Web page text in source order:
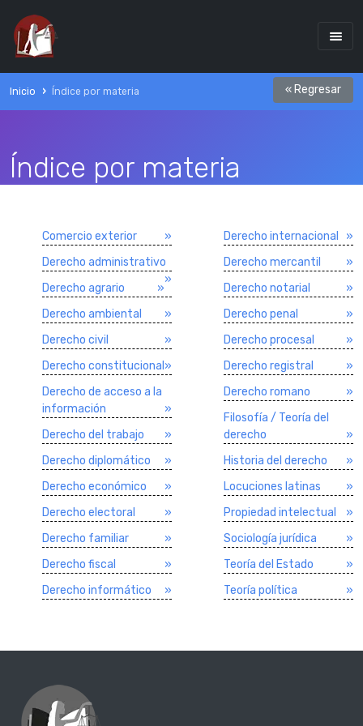
Inicio Índice por materia « Regresar
Índice por materia
Comercio exterior
»
Derecho administrativo
»
Derecho agrario
»
Derecho ambiental
»
Derecho civil
»
Derecho constitucional »
Derecho de acceso a la
información
»
Derecho del trabajo
»
Derecho diplomático
»
Derecho económico
»
Derecho electoral
»
Derecho familiar
»
Derecho fiscal
»
Derecho informático
»
Derecho internacional
»
Derecho mercantil
»
Derecho notarial
»
Derecho penal
»
Derecho procesal
»
Derecho registral
»
Derecho romano
»
Filosofí­a / Teorí­a del
derecho
»
Historia del derecho
»
Locuciones latinas
»
Propiedad intelectual
»
Sociologí­a jurí­dica
»
Teorí­a del Estado
»
Teorí­a polí­tica
»